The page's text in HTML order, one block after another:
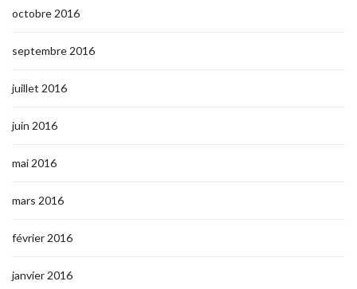
octobre 2016
septembre 2016
juillet 2016
juin 2016
mai 2016
mars 2016
février 2016
janvier 2016